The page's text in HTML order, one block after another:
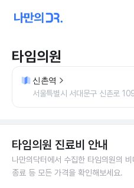
타임의원
신촌역
서울특별시 서대문구 신촌로
타임의원 진료비 안내
나만의닥터에서 수집한 타임의원의 비
종료 등 모든 가격을 확인해보세요.